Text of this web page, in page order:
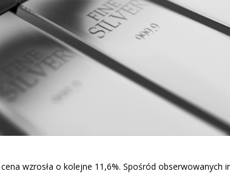
wzrosła o kolejne 11,6%. Spośród obserwowanych